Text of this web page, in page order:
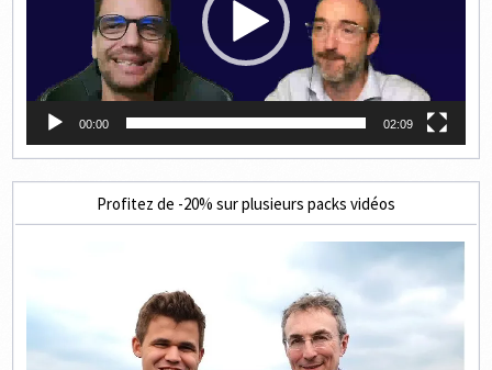
00:00 02:09
Profitez de -20% sur plusieurs packs vidéos